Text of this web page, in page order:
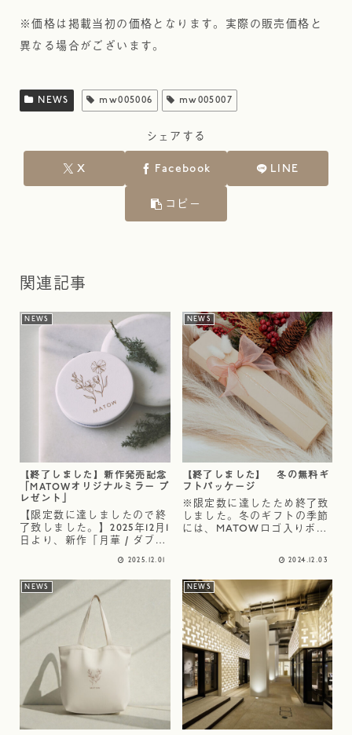
※価格は掲載当初の価格となります。実際の販売価格と
異なる場合がございます。
NEWS mw005006 mw005007
シェアする
X Facebook LINE
コピー
関連記事
NEWS
【終了しました】新作発売記念
「MATOWオリジナルミラー プ
レゼント」
【限定数に達しましたので終
了致しました。】2025年12月1
日より、新作「月華 / ダブル
腕時計をご購入いただいたお
客様へ MATOWオリジナルミ
ラー（コンパクト）を先着順
でプレゼントいたします。静
かに咲く花のイラ...
2025.12.01
NEWS
【終了しました】 冬の無料ギ
フトパッケージ
※限定数に達したため終了致
しました。冬のギフトの季節
には、MATOWロゴ入りボッ
て、心を込めてお届けいたし
ます。※ご希望の方は、買い
物カゴのギフト包装にて「希
望する」を選択ください。
左：SHIKIコレクション、
TSU...
2024.12.03
NEWS NEWS